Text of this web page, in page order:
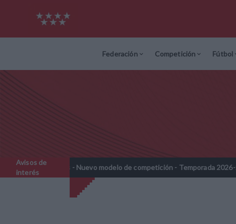
Federación Competición Fútbol
Avisos de
interés
- Nuevo modelo de competición - Temporada 2026-2027 //